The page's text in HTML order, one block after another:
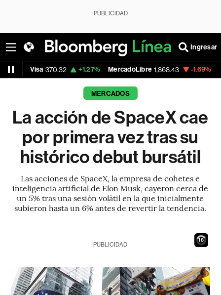
PUBLICIDAD
Ingresar
+1.27% MercadoLibre 1,868.43 -1.69% Banco de
MERCADOS
La acción de SpaceX cae
por primera vez tras su
histórico debut bursátil
Las acciones de SpaceX, la empresa de cohetes e
inteligencia artificial de Elon Musk, cayeron cerca de
un 5% tras una sesión volátil en la que inicialmente
subieron hasta un 6% antes de revertir la tendencia.
17
PUBLICIDAD